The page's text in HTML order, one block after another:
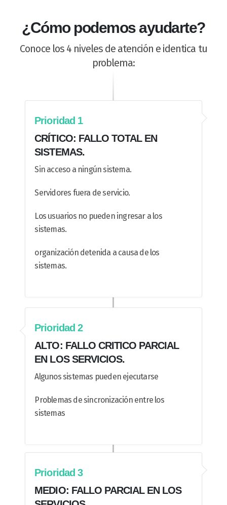
¿Cómo podemos ayudarte?
Conoce los 4 niveles de atención e identica tu
problema:
Prioridad 1
CRÍTICO: FALLO TOTAL EN
SISTEMAS.
Sin acceso a ningún sistema.
Servidores fuera de servicio.
Los usuarios no pueden ingresar a los
sistemas.
organización detenida a causa de los
sistemas.
Prioridad 2
ALTO: FALLO CRITICO PARCIAL
EN LOS SERVICIOS.
Algunos sistemas pueden ejecutarse
Problemas de sincronización entre los
sistemas
Prioridad 3
MEDIO: FALLO PARCIAL EN LOS